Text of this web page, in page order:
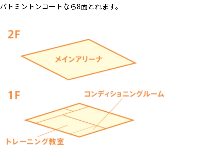
バトミントンコートなら8面とれます。